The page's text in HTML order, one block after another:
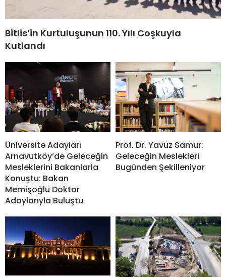
Bitlis’in Kurtuluşunun 110. Yılı Coşkuyla
Kutlandı
Üniversite Adayları
Arnavutköy’de Geleceğin
Mesleklerini Bakanlarla
Konuştu: Bakan
Memişoğlu Doktor
Adaylarıyla Buluştu
Prof. Dr. Yavuz Samur:
Geleceğin Meslekleri
Bugünden Şekilleniyor